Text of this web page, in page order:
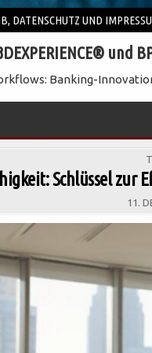
DATENSCHUTZ UND
und
Banking-
Schlüssel zur
11.